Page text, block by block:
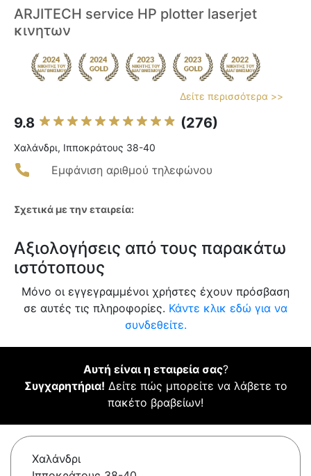
ARJITECH service HP plotter laserjet
κινητων
Δείτε περισσότερα >>
9.8 (276)
Χαλάνδρι, Ιπποκράτους 38-40
Εμφάνιση αριθμού τηλεφώνου
Σχετικά με την εταιρεία:
Αξιολογήσεις από τους παρακάτω
ιστότοπους
Μόνο οι εγγεγραμμένοι χρήστες έχουν πρόσβαση
σε αυτές τις πληροφορίες. Κάντε κλικ εδώ για να
συνδεθείτε.
Αυτή είναι η εταιρεία σας?
Συγχαρητήρια! Δείτε πώς μπορείτε να λάβετε το
πακέτο βραβείων!
Χαλάνδρι